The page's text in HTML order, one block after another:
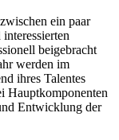
ein paar
beigebracht
werden im
ihres Talentes
Hauptkomponenten
Entwicklung der